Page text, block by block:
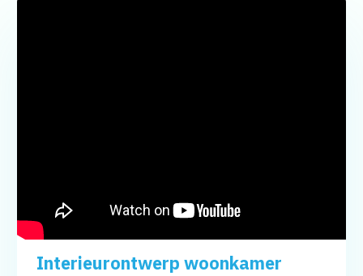
Interieurontwerp woonkamer